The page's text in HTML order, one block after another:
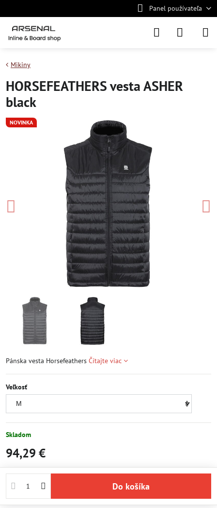
Panel používateľa
NOVINKA
Mikiny
HORSEFEATHERS vesta ASHER
black
Pánska vesta Horsefeathers Čítajte viac
Veľkosť
Skladom
94,29 €
Do košíka